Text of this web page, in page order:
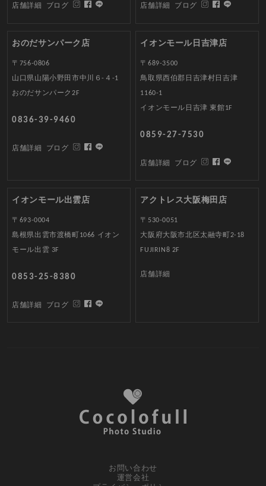
店舗詳細 ブログ 店舗詳細 ブログ
おのだサンパーク店
〒756-0806
山口県山陽小野田市中川６-４-1
おのだサンパーク2F
0836-39-9460
店舗詳細 ブログ
イオンモール日吉津店
〒689-3500
鳥取県西伯郡日吉津村日吉津
1160-1
イオンモール日吉津 東館1F
0859-27-7530
店舗詳細 ブログ
イオンモール出雲店
〒693-0004
島根県出雲市渡橋町1066 イオン
モール出雲 3F
0853-25-8380
店舗詳細 ブログ
アクトレス大阪梅田店
〒530-0051
大阪府大阪市北区太融寺町2-18
FUJIRIN8 2F
店舗詳細
お問い合わせ
運営会社